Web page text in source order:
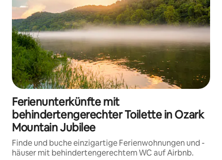
Ferienunterkünfte mit
behindertengerechter Toilette in Ozark
Mountain Jubilee
Finde und buche einzigartige Ferienwohnungen und -
häuser mit behindertengerechtem WC auf Airbnb.